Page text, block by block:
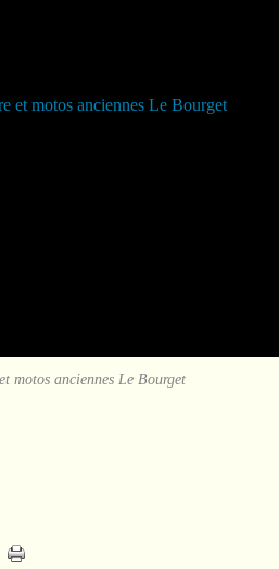
motos anciennes Le Bourget